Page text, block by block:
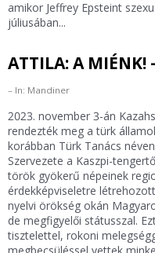
amikor Jeffrey Epsteint
júliusában...
ATTILA: A MIÉNK!
In: Mandiner
2023. november 3-án
rendezték meg a türk
korábban Türk Tanács
Szervezete a Kaszpi-
török gyökerű népeinek
érdekképviseletre
nyelvi örökség okán
de megfigyelői státusszal.
tisztelettel, rokoni